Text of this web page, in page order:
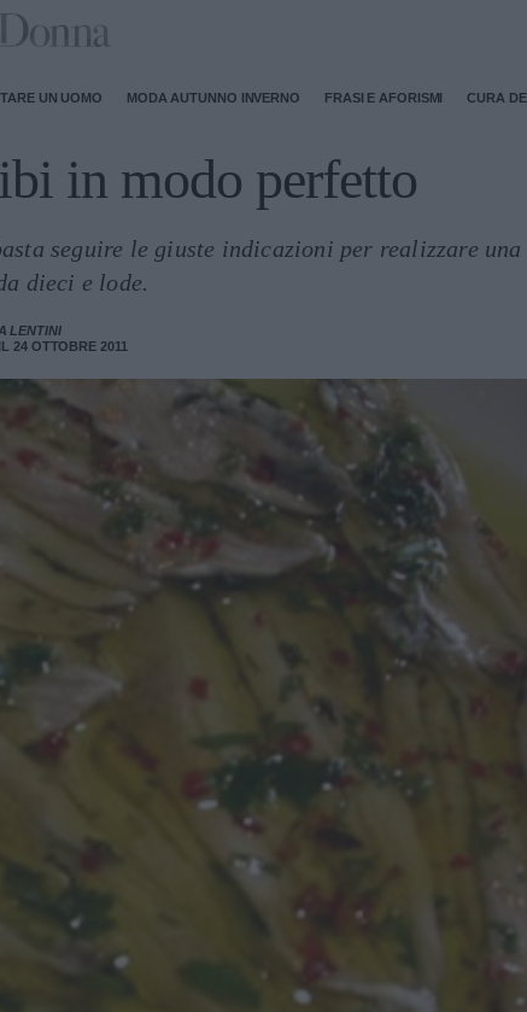
UN UOMO MODA AUTUNNO INVERNO FRASI E AFORISMI CURA
in modo perfetto
seguire le giuste indicazioni per realizzare una
dieci e lode.
LENTINI
24 OTTOBRE 2011